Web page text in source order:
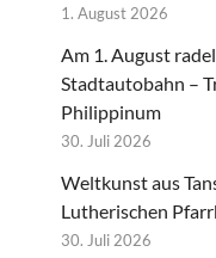
1. August 2026
Am 1. August
Stadtautobahn –
Philippinum
30. Juli 2026
Weltkunst aus
Lutherischen
30. Juli 2026